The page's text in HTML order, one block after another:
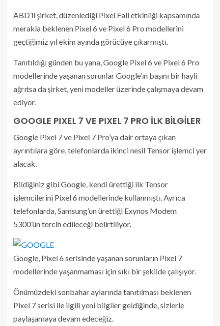
ABD’li şirket, düzenlediği Pixel Fall etkinliği kapsamında
merakla beklenen Pixel 6 ve Pixel 6 Pro modellerini
geçtiğimiz yıl ekim ayında görücüye çıkarmıştı.
Tanıtıldığı günden bu yana, Google Pixel 6 ve Pixel 6 Pro
modellerinde yaşanan sorunlar Google’ın başını bir hayli
ağrıtsa da şirket, yeni modeller üzerinde çalışmaya devam
ediyor.
GOOGLE PIXEL 7 VE PIXEL 7 PRO İLK BİLGİLER
Google Pixel 7 ve Pixel 7 Pro’ya dair ortaya çıkan
ayrıntılara göre, telefonlarda ikinci nesil Tensor işlemci yer
alacak.
Bildiğiniz gibi Google, kendi ürettiği ilk Tensor
işlemcilerini Pixel 6 modellerinde kullanmıştı. Ayrıca
telefonlarda, Samsung’un ürettiği Exynos Modem
5300’ün tercih edileceği belirtiliyor.
Google, Pixel 6 serisinde yaşanan sorunların Pixel 7
modellerinde yaşanmaması için sıkı bir şekilde çalışıyor.
Önümüzdeki sonbahar aylarında tanıtılması beklenen
Pixel 7 serisi ile ilgili yeni bilgiler geldiğinde, sizlerle
paylaşamaya devam edeceğiz.